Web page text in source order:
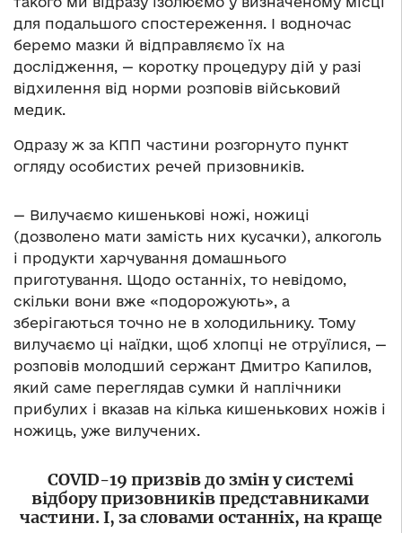
для подальшого спостереження. І водночас
беремо мазки й відправляємо їх на
дослідження, — коротку процедуру дій у разі
відхилення від норми розповів військовий
медик.
Одразу ж за КПП частини розгорнуто пункт
огляду особистих речей призовників.
— Вилучаємо кишенькові ножі, ножиці
(дозволено мати замість них кусачки), алкоголь
і продукти харчування домашнього
приготування. Щодо останніх, то невідомо,
скільки вони вже «подорожують», а
зберігаються точно не в холодильнику. Тому
вилучаємо ці наїдки, щоб хлопці не отруїлися, —
розповів молодший сержант Дмитро Капилов,
який саме переглядав сумки й наплічники
прибулих і вказав на кілька кишенькових ножів і
ножиць, уже вилучених.
COVID-19 призвів до змін у системі
відбору призовників представниками
частини. І, за словами останніх, на краще